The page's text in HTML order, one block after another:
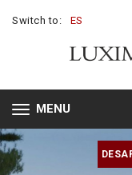
Switch to: ES
Toggle
navigation
MENU